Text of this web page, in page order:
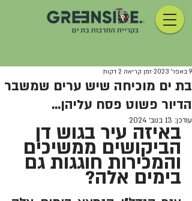
בת ים מוכיחה שיש ערים שמשבר
הדיור פשוט פסח עליהן...
9 באפר׳ 2023 זמן קריאה 2 דקות
עודכן: 13 בנוב׳ 2024
באיזה עיר בגוש דן
הביקושים ממשיכים
והמכירות חוגגות גם
בימים אלה?